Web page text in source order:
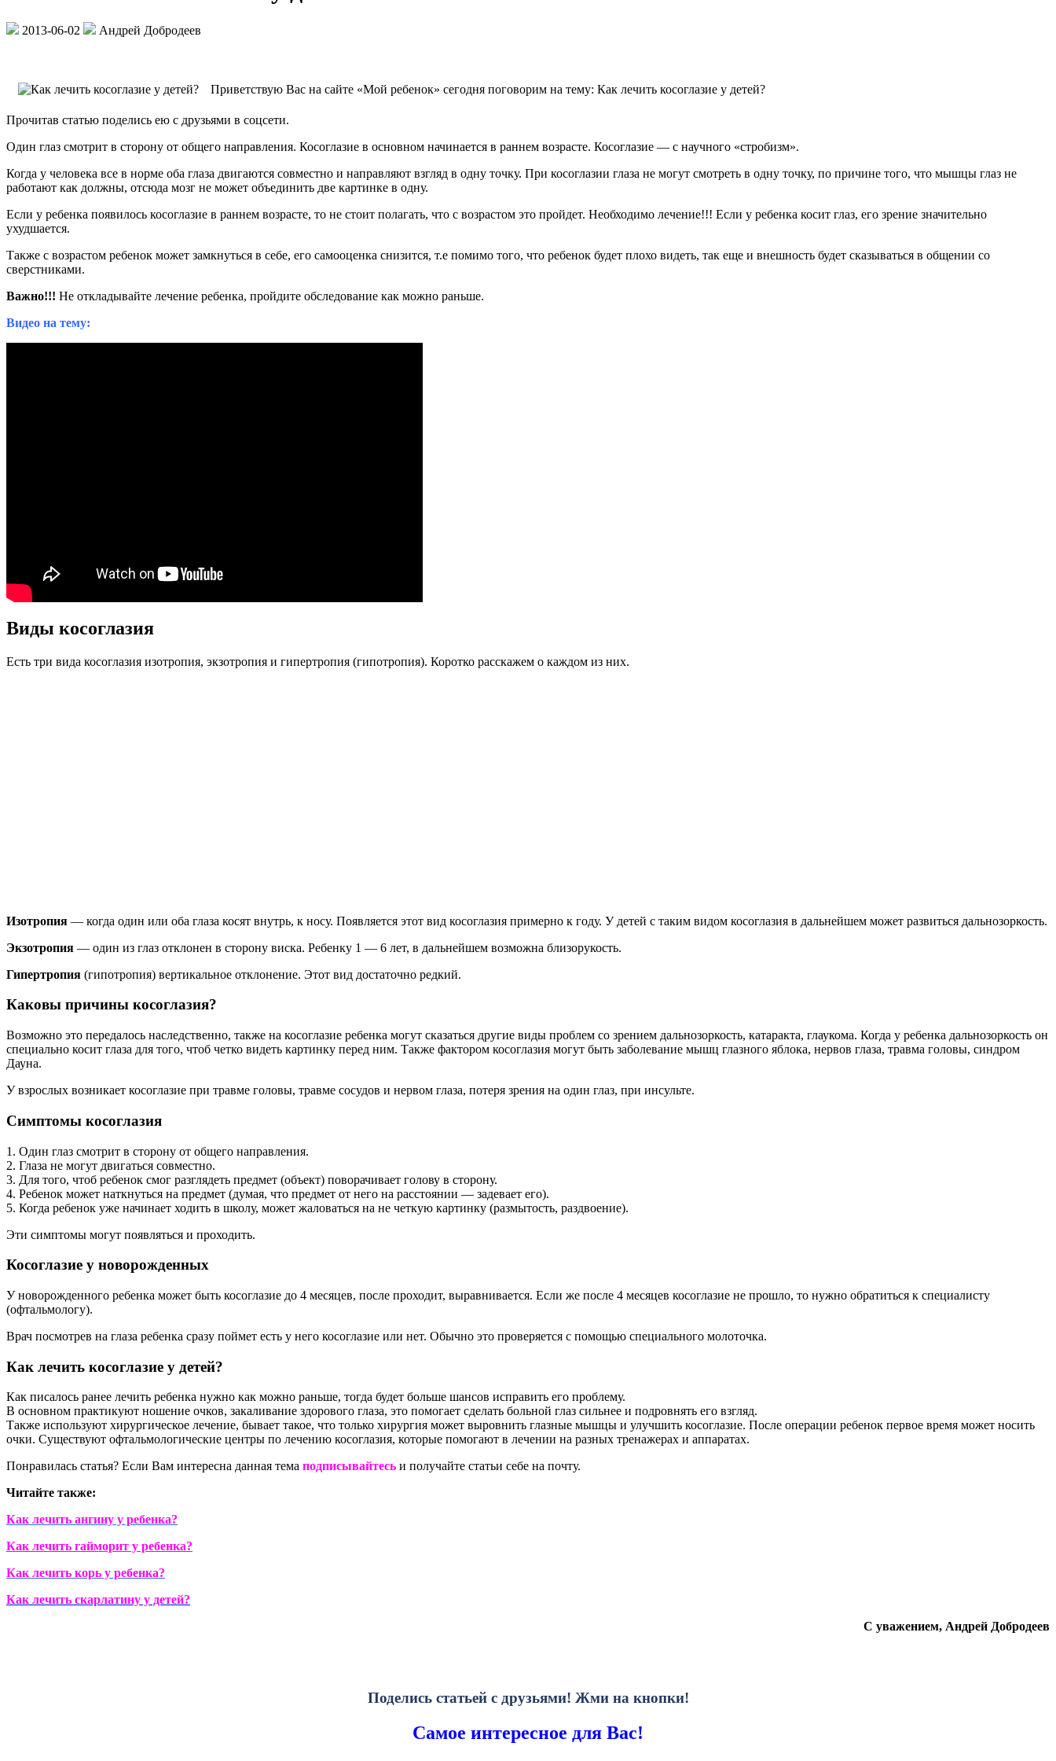
2013-06-02 Андрей Добродеев
Приветствую Вас на сайте «Мой ребенок» сегодня поговорим на тему: Как лечить косоглазие у детей?
Прочитав статью поделись ею с друзьями в соцсети.
Один глаз смотрит в сторону от общего направления. Косоглазие в основном начинается в раннем возрасте. Косоглазие — с научного «стробизм».
Когда у человека все в норме оба глаза двигаются совместно и направляют взгляд в одну точку. При косоглазии глаза не могут смотреть в одну точку, по причине того, что мышцы глаз не
работают как должны, отсюда мозг не может объединить две картинке в одну.
Если у ребенка появилось косоглазие в раннем возрасте, то не стоит полагать, что с возрастом это пройдет. Необходимо лечение!!! Если у ребенка косит глаз, его зрение значительно
ухудшается.
Также с возрастом ребенок может замкнуться в себе, его самооценка снизится, т.е помимо того, что ребенок будет плохо видеть, так еще и внешность будет сказываться в общении со
сверстниками.
Важно!!! Не откладывайте лечение ребенка, пройдите обследование как можно раньше.
Видео на тему:
Виды косоглазия
Есть три вида косоглазия изотропия, экзотропия и гипертропия (гипотропия). Коротко расскажем о каждом из них.
Изотропия — когда один или оба глаза косят внутрь, к носу. Появляется этот вид косоглазия примерно к году. У детей с таким видом косоглазия в дальнейшем может развиться дальнозоркость.
Экзотропия — один из глаз отклонен в сторону виска. Ребенку 1 — 6 лет, в дальнейшем возможна близорукость.
Гипертропия (гипотропия) вертикальное отклонение. Этот вид достаточно редкий.
Каковы причины косоглазия?
Возможно это передалось наследственно, также на косоглазие ребенка могут сказаться другие виды проблем со зрением дальнозоркость, катаракта, глаукома. Когда у ребенка дальнозоркость он
специально косит глаза для того, чтоб четко видеть картинку перед ним. Также фактором косоглазия могут быть заболевание мышц глазного яблока, нервов глаза, травма головы, синдром
Дауна.
У взрослых возникает косоглазие при травме головы, травме сосудов и нервом глаза, потеря зрения на один глаз, при инсульте.
Симптомы косоглазия
1. Один глаз смотрит в сторону от общего направления.
2. Глаза не могут двигаться совместно.
3. Для того, чтоб ребенок смог разглядеть предмет (объект) поворачивает голову в сторону.
4. Ребенок может наткнуться на предмет (думая, что предмет от него на расстоянии — задевает его).
5. Когда ребенок уже начинает ходить в школу, может жаловаться на не четкую картинку (размытость, раздвоение).
Эти симптомы могут появляться и проходить.
Косоглазие у новорожденных
У новорожденного ребенка может быть косоглазие до 4 месяцев, после проходит, выравнивается. Если же после 4 месяцев косоглазие не прошло, то нужно обратиться к специалисту
(офтальмологу).
Врач посмотрев на глаза ребенка сразу поймет есть у него косоглазие или нет. Обычно это проверяется с помощью специального молоточка.
Как лечить косоглазие у детей?
Как писалось ранее лечить ребенка нужно как можно раньше, тогда будет больше шансов исправить его проблему.
В основном практикуют ношение очков, закаливание здорового глаза, это помогает сделать больной глаз сильнее и подровнять его взгляд.
Также используют хирургическое лечение, бывает такое, что только хирургия может выровнить глазные мышцы и улучшить косоглазие. После операции ребенок первое время может носить
очки. Существуют офтальмологические центры по лечению косоглазия, которые помогают в лечении на разных тренажерах и аппаратах.
Понравилась статья? Если Вам интересна данная тема подписывайтесь и получайте статьи себе на почту.
Читайте также:
Как лечить ангину у ребенка?
Как лечить гайморит у ребенка?
Как лечить корь у ребенка?
Как лечить скарлатину у детей?
С уважением, Андрей Добродеев
Поделись статьей с друзьями! Жми на кнопки!
Самое интересное для Вас!